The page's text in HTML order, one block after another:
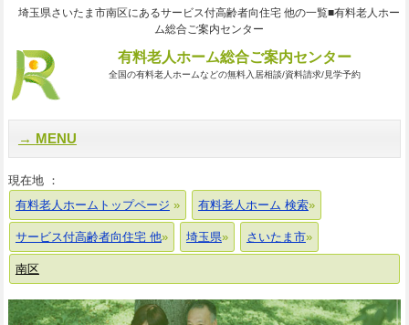
埼玉県さいたま市南区にあるサービス付高齢者向住宅 他の一覧■有料老人ホー
ム総合ご案内センター
有料老人ホーム総合ご案内センター
全国の有料老人ホームなどの無料入居相談/資料請求/見学予約
MENU
現在地 ：
有料老人ホームトップページ
有料老人ホーム 検索
サービス付高齢者向住宅 他 埼玉県 さいたま市
南区